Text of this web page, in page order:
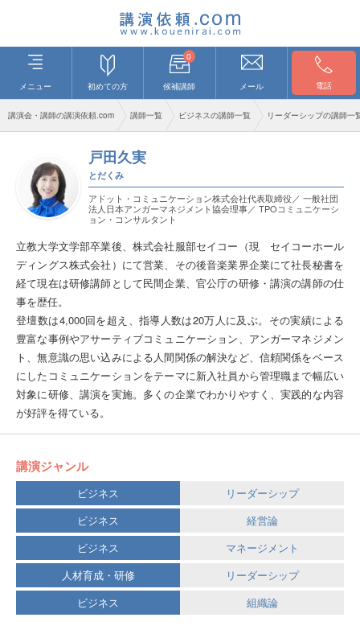
メニュー 初めての方
0
候補講師 メール 電話
講演会・講師の講演依頼.com 講師一覧 ビジネスの講師一覧 リーダーシップの講師一
戸田久実
とだくみ
アドット・コミュニケーション株式会社代表取締役／ 一般社団
法人日本アンガーマネジメント協会理事／ TPOコミュニケーシ
ョン・コンサルタント
立教大学文学部卒業後、株式会社服部セイコー（現 セイコーホール
ディングス株式会社）にて営業、その後音楽業界企業にて社長秘書を
経て現在は研修講師として民間企業、官公庁の研修・講演の講師の仕
事を歴任。
登壇数は4,000回を超え、指導人数は20万人に及ぶ。その実績による
豊富な事例やアサーティブコミュニケーション、アンガーマネジメン
ト、無意識の思い込みによる人間関係の解決など、信頼関係をベース
にしたコミュニケーションをテーマに新入社員から管理職まで幅広い
対象に研修、講演を実施。多くの企業でわかりやすく、実践的な内容
が好評を得ている。
講演ジャンル
ビジネス
リーダーシップ
ビジネス
経営論
ビジネス
マネージメント
人材育成・研修
リーダーシップ
ビジネス
組織論